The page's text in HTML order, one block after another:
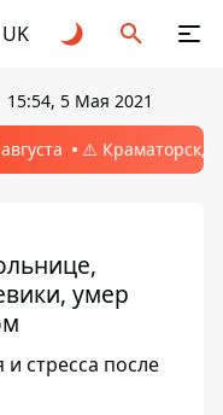
UK
15:54, 5 Мая 2021
⚠️ Краматорск,
умер
стресса после